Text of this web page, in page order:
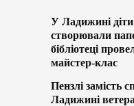
У Ладижині
створювали
бібліотеці
майстер-клас
Пензлі замість
Ладижині